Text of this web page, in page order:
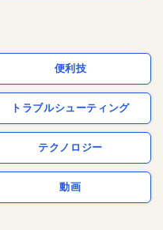
便利技
トラブルシューティング
テクノロジー
動画